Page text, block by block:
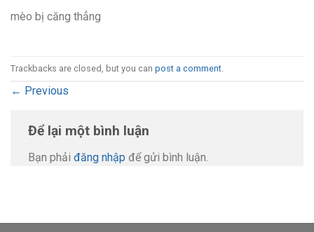
mèo bị căng thẳng
Trackbacks are closed, but you can post a comment
← Previous
Để lại một bình luận
Bạn phải đăng nhập để gửi bình luận.